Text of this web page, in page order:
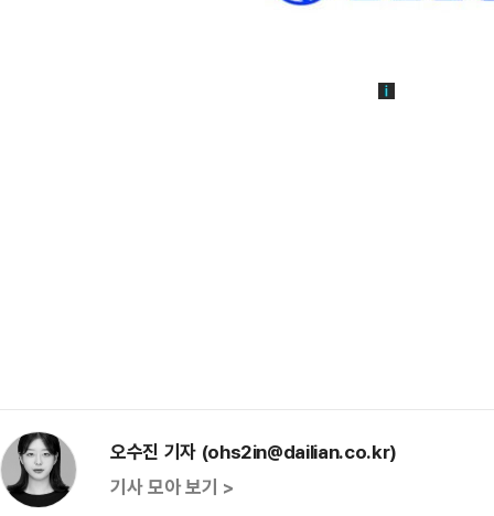
오수진 기자 (ohs2in@dailian.co.kr)
기사 모아 보기 >